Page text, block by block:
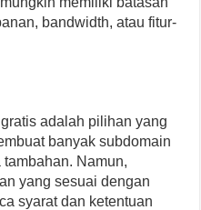
bandwidth, atau fitur-
adalah pilihan yang
banyak subdomain
Namun,
yang sesuai dengan
syarat dan ketentuan